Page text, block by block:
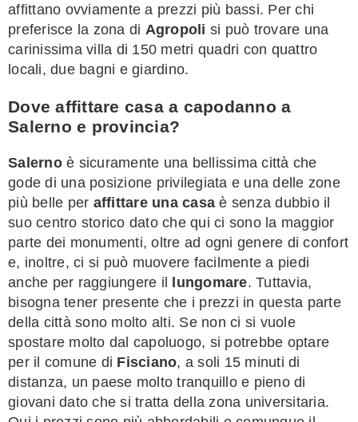
affittano ovviamente a prezzi più bassi. Per chi
preferisce la zona di Agropoli si può trovare una
carinissima villa di 150 metri quadri con quattro
locali, due bagni e giardino.
Dove affittare casa a capodanno a
Salerno e provincia?
Salerno è sicuramente una bellissima città che
gode di una posizione privilegiata e una delle zone
più belle per affittare una casaè senza dubbio il
suo centro storico dato che qui ci sono la maggior
parte dei monumenti, oltre ad ogni genere di confort
e, inoltre, ci si può muovere facilmente a piedi
anche per raggiungere il lungomare. Tuttavia,
bisogna tener presente che i prezzi in questa parte
della città sono molto alti. Se non ci si vuole
spostare molto dal capoluogo, si potrebbe optare
per il comune di Fisciano, a soli 15 minuti di
distanza, un paese molto tranquillo e pieno di
giovani dato che si tratta della zona universitaria.